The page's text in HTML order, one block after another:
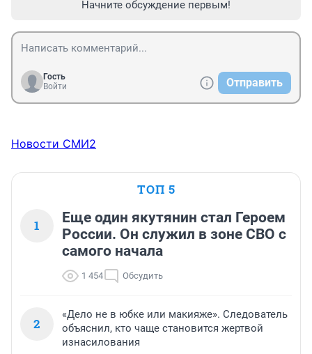
Начните обсуждение первым!
Гость
Войти
Отправить
Новости СМИ2
ТОП 5
1
Еще один якутянин стал Героем
России. Он служил в зоне СВО с
самого начала
1 454 Обсудить
2
«Дело не в юбке или макияже». Следователь
объяснил, кто чаще становится жертвой
изнасилования